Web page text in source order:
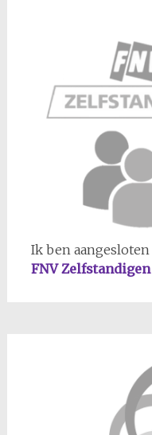
Ik ben
FNV Zelfstandigen